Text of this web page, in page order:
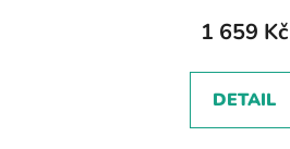
1 659 Kč
DETAIL